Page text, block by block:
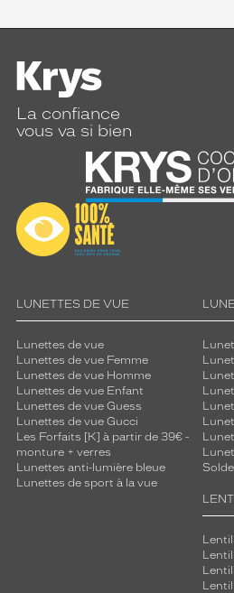
La confiance
vous va si bien
LUNETTES DE VUE
Lunettes de vue
Lunettes de vue Femme
Lunettes de vue Homme
Lunettes de vue Enfant
Lunettes de vue Guess
Lunettes de vue Gucci
Les Forfaits [K] à partir de 39€ -
monture + verres
Lunettes anti-lumière bleue
Lunettes de sport à la vue